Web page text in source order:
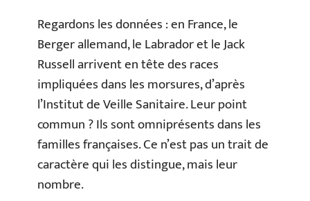
Regardons les données : en France, le
Berger allemand, le Labrador et le Jack
Russell arrivent en tête des races
impliquées dans les morsures, d’après
l’Institut de Veille Sanitaire. Leur point
commun ? Ils sont omniprésents dans les
familles françaises. Ce n’est pas un trait de
caractère qui les distingue, mais leur
nombre.